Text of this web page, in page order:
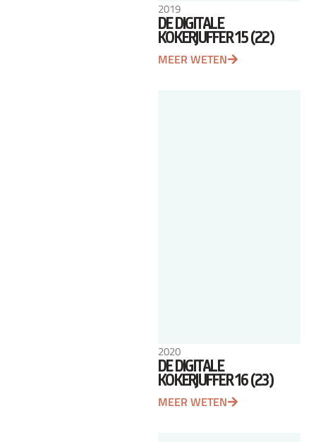
2019
DE DIGITALE
KOKERJUFFER 15 (22)
MEER WETEN
2020
DE DIGITALE
KOKERJUFFER 16 (23)
MEER WETEN